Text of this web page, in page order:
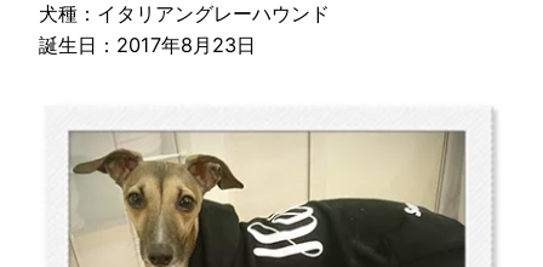
犬種：イタリアングレーハウンド
誕生日：2017年8月23日